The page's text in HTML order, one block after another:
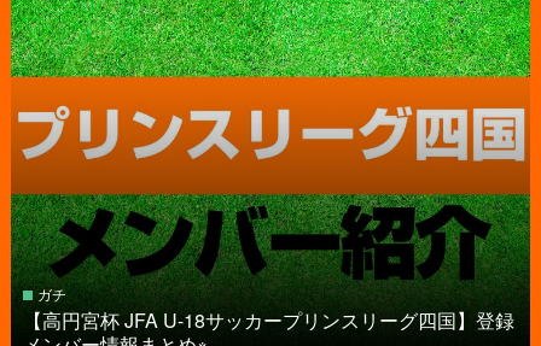
ガチ
【高円宮杯 JFA U-18サッカープリンスリーグ四国】登録